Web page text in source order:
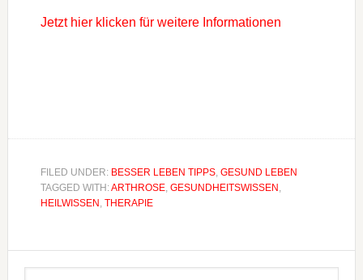
Jetzt hier klicken für weitere Informationen
FILED UNDER: BESSER LEBEN TIPPS, GESUND LEBEN
TAGGED WITH:ARTHROSE, GESUNDHEITSWISSEN ,
HEILWISSEN , THERAPIE